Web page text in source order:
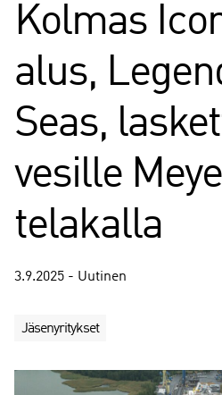
Kolmas
alus,
Seas,
vesille
telakalla
3.9.2025 - Uutinen
Jäsenyritykset